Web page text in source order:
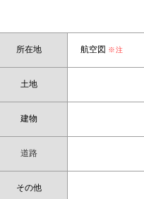
所在地 航空図 ※注
土地
建物
道路
その他